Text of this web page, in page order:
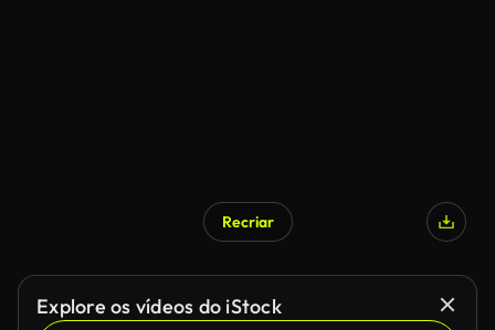
Recriar
Explore os vídeos do iStock